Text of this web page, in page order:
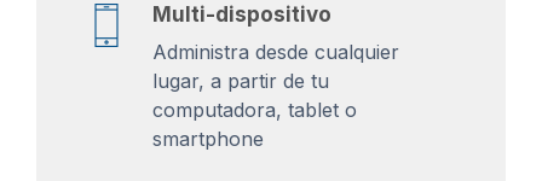
Multi-dispositivo
Administra desde cualquier
lugar, a partir de tu
computadora, tablet o
smartphone